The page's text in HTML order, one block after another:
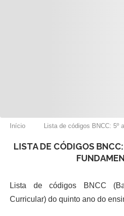
Início Lista de códigos BNCC: 5º
LISTA DE CÓDIGOS
Lista de códigos BNCC
Curricular) do quinto ano do